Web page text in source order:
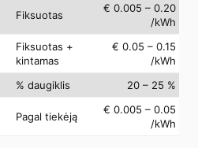
Fiksuotas
€ 0.005 – 0.20
/kWh
Fiksuotas +
kintamas
€ 0.05 – 0.15
/kWh
% daugiklis
20 – 25 %
Pagal tiekėją
€ 0.005 – 0.05
/kWh